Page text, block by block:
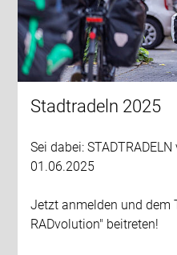
Stadtradeln 2025
Sei dabei:
01.06.2025
Jetzt anmelden und dem
RADvolution" beitreten!